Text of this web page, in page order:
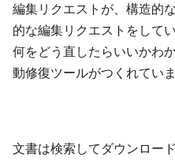
編集リクエストが、構造的
的な編集リクエストをしてい
何をどう直したらいいかわ
動修復ツールがつくれてい
文書は検索してダウンロー